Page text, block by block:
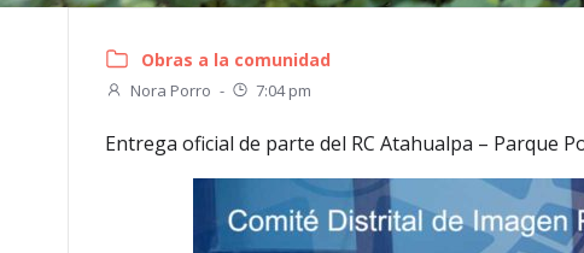
Obras a la comunidad
Nora Porro - 7:04 pm
Entrega oficial de parte del RC Atahualpa – Parque